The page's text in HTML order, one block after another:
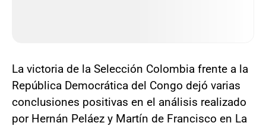
La victoria de la Selección Colombia frente a la
República Democrática del Congo dejó varias
conclusiones positivas en el análisis realizado
por Hernán Peláez y Martín de Francisco en La